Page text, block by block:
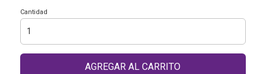
Cantidad
AGREGAR AL CARRITO